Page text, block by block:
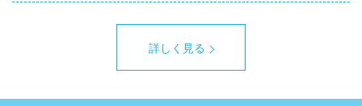
詳しく見る